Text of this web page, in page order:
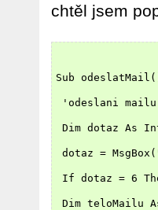
chtěl jsem
Sub
'odeslani mailu
Dim dotaz As
dotaz =
If dotaz = 6
Dim teloMailu